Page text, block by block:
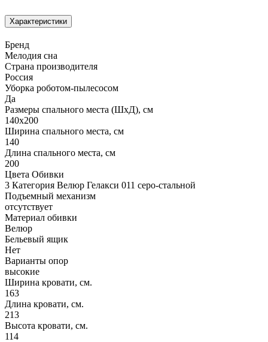
Характеристики
Бренд
Мелодия сна
Страна производителя
Россия
Уборка роботом-пылесосом
Да
Размеры спального места (ШхД), см
140х200
Ширина спального места, см
140
Длина спального места, см
200
Цвета Обивки
3 Категория Велюр Гелакси 011 серо-стальной
Подъемный механизм
отсутствует
Материал обивки
Велюр
Бельевый ящик
Нет
Варианты опор
высокие
Ширина кровати, см.
163
Длина кровати, см.
213
Высота кровати, см.
114